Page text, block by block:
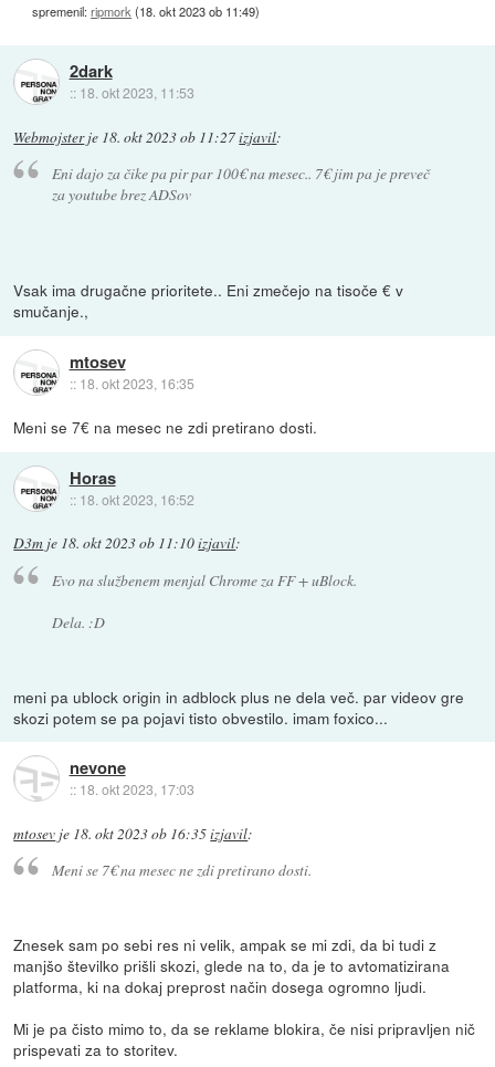
spremenil:ripmork (18. okt 2023 ob 11:49)
2dark
:: 18. okt 2023, 11:53
Webmojsterje 18. okt 2023 ob 11:27izjavil:
Eni dajo za čike pa pir par 100€ na mesec.. 7€ jim pa je preveč
za youtube brez ADSov
Vsak ima drugačne prioritete.. Eni zmečejo na tisoče € v
smučanje.,
mtosev
:: 18. okt 2023, 16:35
Meni se 7€ na mesec ne zdi pretirano dosti.
Horas
:: 18. okt 2023, 16:52
D3m je 18. okt 2023 ob 11:10izjavil:
Evo na službenem menjal Chrome za FF + uBlock.
Dela. :D
meni pa ublock origin in adblock plus ne dela več. par videov gre
skozi potem se pa pojavi tisto obvestilo. imam foxico...
nevone
:: 18. okt 2023, 17:03
mtosev je 18. okt 2023 ob 16:35izjavil:
Meni se 7€ na mesec ne zdi pretirano dosti.
Znesek sam po sebi res ni velik, ampak se mi zdi, da bi tudi z
manjšo številko prišli skozi, glede na to, da je to avtomatizirana
platforma, ki na dokaj preprost način dosega ogromno ljudi.
Mi je pa čisto mimo to, da se reklame blokira, če nisi pripravljen nič
prispevati za to storitev.